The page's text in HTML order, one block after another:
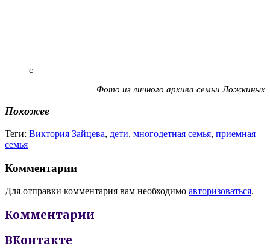
с
Фото из личного архива семьи Ложкиных
Похожее
Теги: Виктория Зайцева, дети, многодетная семья, приемная
семья
Комментарии
Для отправки комментария вам необходимо авторизоваться.
Комментарии
ВКонтакте